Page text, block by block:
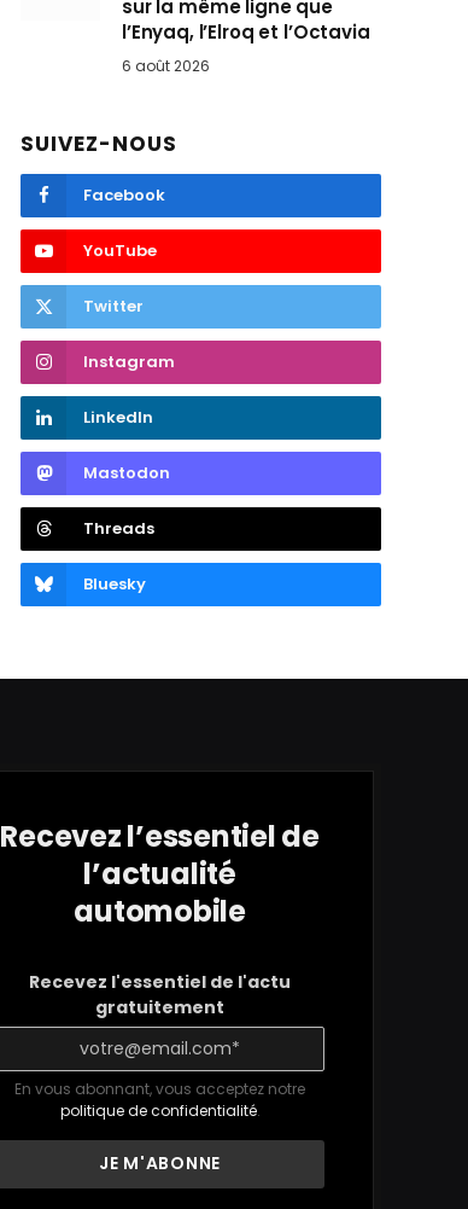
sur la même ligne que
l’Enyaq, l’Elroq et l’Octavia
6 août 2026
SUIVEZ-NOUS
Facebook
YouTube
Twitter
Instagram
LinkedIn
Mastodon
Threads
Bluesky
Recevez l’essentiel de
l’actualité
automobile
Recevez l'essentiel de l'actu
gratuitement
En vous abonnant, vous acceptez notre
politique de confidentialité.